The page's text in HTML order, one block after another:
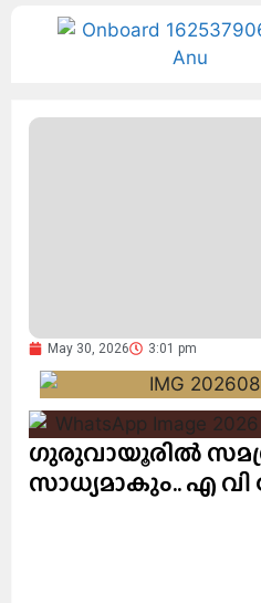
May 30, 2026 3:01 pm
ഗുരുവായൂരിൽ
സാധ്യമാകും.. എ